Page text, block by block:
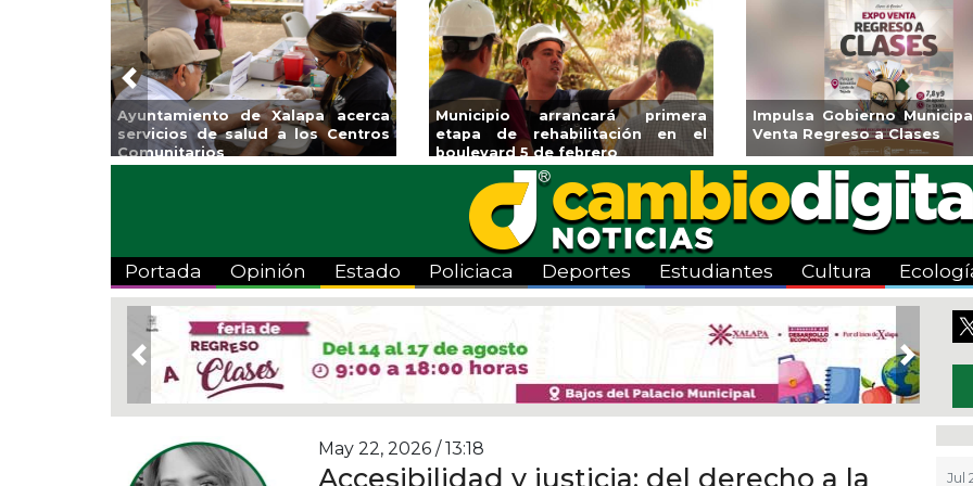
Ayuntamiento de Xalapa acerca
servicios de salud a los Centros
Comunitarios
Municipio arrancará primera
etapa de rehabilitación en el
boulevard 5 de febrero
Impulsa Gobierno
Venta Regreso a Clases
Previous
Portada Opinión Estado Policiaca Deportes Estudiantes Cultura
Previous Next
May 22, 2026 / 13:18
Accesibilidad y justicia: del derecho a la
Jul